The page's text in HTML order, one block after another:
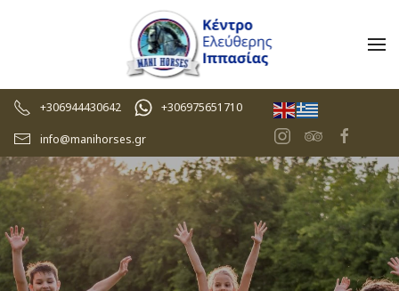
Skip to main content
+306944430642
+306975651710
info@manihorses.gr